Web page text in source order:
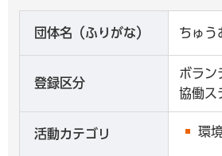
団体名（ふりがな） ちゅう
登録区分
ボラン
協働ス
活動カテゴリ 環